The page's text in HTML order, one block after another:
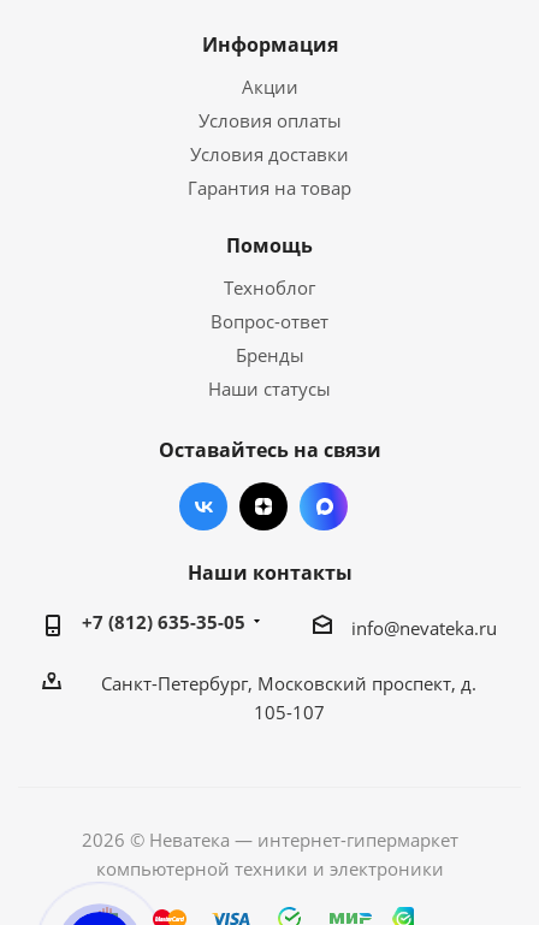
Информация
Акции
Условия оплаты
Условия доставки
Гарантия на товар
Помощь
Техноблог
Вопрос-ответ
Бренды
Наши статусы
Оставайтесь на связи
Наши контакты
+7 (812) 635-35-05 info@nevateka.ru
Санкт-Петербург, Московский проспект, д.
105-107
2026 © Неватека — интернет-гипермаркет
компьютерной техники и электроники